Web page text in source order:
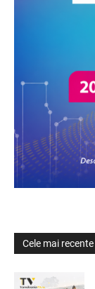
Cele mai recente